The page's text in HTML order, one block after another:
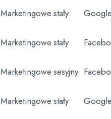
Marketingowe stały Google
Marketingowe stały
Marketingowe sesyjny
Marketingowe stały Google